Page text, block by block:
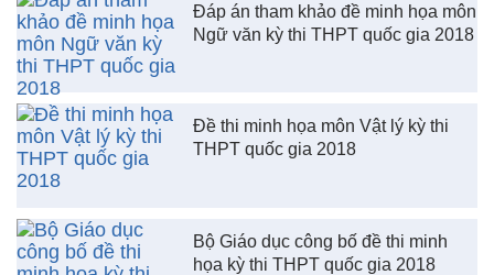
Đáp án tham khảo đề minh họa môn
Ngữ văn kỳ thi THPT quốc gia 2018
Đề thi minh họa môn Vật lý kỳ thi
THPT quốc gia 2018
Bộ Giáo dục công bố đề thi minh
họa kỳ thi THPT quốc gia 2018